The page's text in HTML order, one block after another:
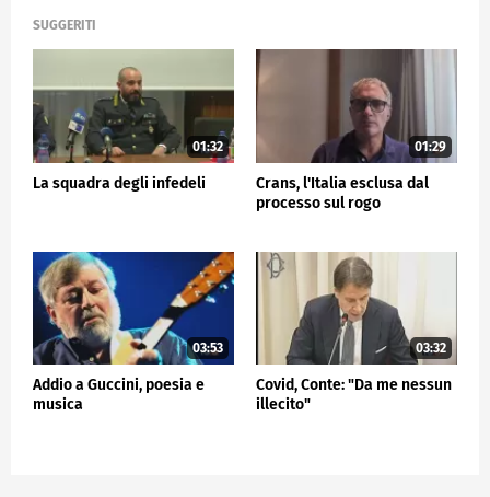
SUGGERITI
01:32
La squadra degli infedeli
01:29
Crans, l'Italia esclusa dal
processo sul rogo
03:53
Addio a Guccini, poesia e
musica
03:32
Covid, Conte: "Da me nessun
illecito"